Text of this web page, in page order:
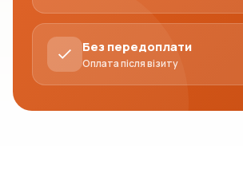
Без передоплати
Оплата після візиту